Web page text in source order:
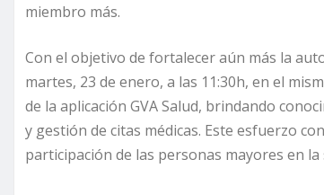
miembro más.
Con el objetivo de fortalecer aún más la
martes, 23 de enero, a las 11:30h, en el
de la aplicación GVA Salud, brindando
y gestión de citas médicas. Este esfuerzo
participación de las personas mayores en la